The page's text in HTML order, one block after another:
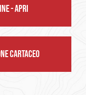
- APRI
CARTACEO